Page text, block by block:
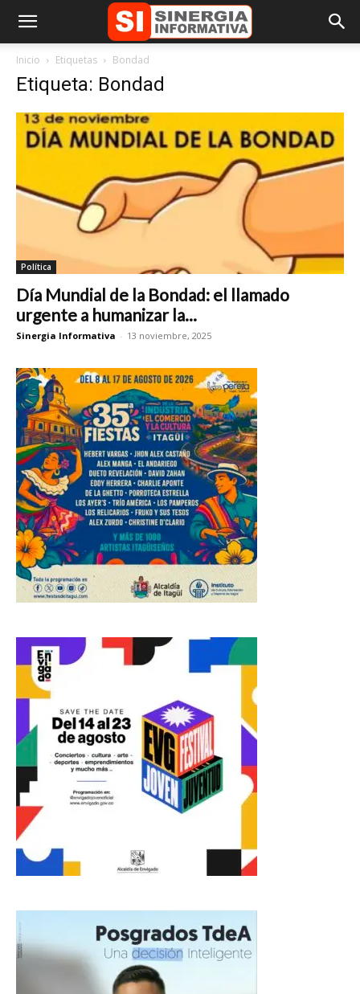
Inicio Etiquetas Bondad
Etiqueta: Bondad
Política
Día Mundial de la Bondad: el llamado
urgente a humanizar la...
Sinergia Informativa - 13 noviembre, 2025